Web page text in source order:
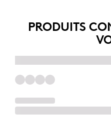
PRODUITS